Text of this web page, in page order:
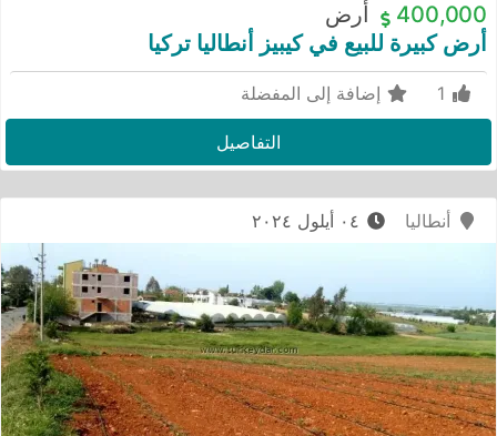
400,000
أرض
أرض كبيرة للبيع في كيبيز أنطاليا تركيا
إضافة إلى المفضلة
التفاصيل
أنطاليا